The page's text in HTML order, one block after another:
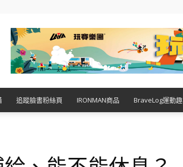
追蹤臉書粉絲頁 IRONMAN商品 BraveLog運動趣